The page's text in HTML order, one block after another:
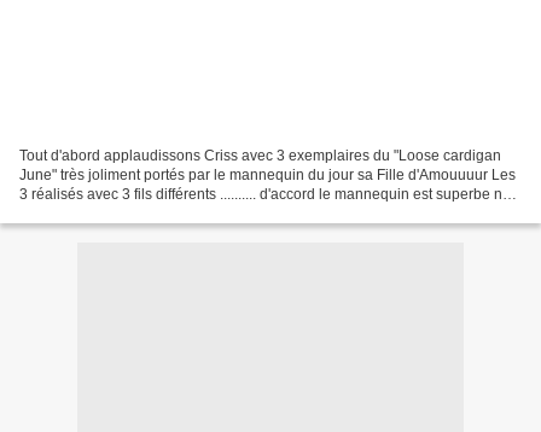
Tout d'abord applaudissons Criss avec 3 exemplaires du "Loose cardigan
June" très joliment portés par le mannequin du jour sa Fille d'Amouuuur Les
3 réalisés avec 3 fils différents .......... d'accord le mannequin est superbe non